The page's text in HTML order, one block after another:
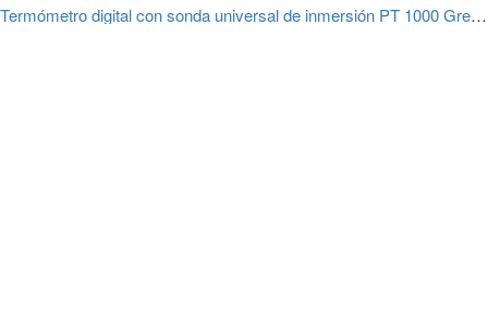
Termómetro digital con sonda universal de inmersión PT 1000 Greisinger GMH 2710-T